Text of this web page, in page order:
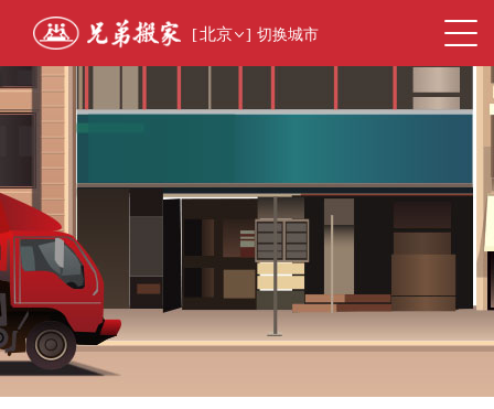
[北京 ] 切换城市